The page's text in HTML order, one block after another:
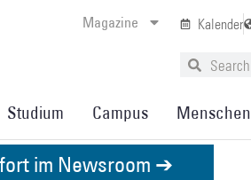
Magazine Kalender
Studium Campus Menschen
im Newsroom ➔